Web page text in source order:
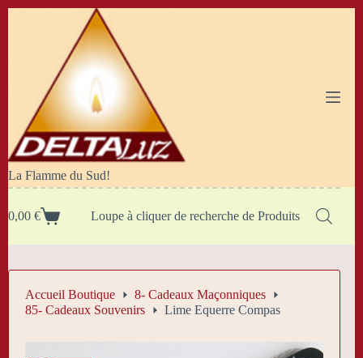
La Flamme du Sud!
Panier
0,00 € Loupe à cliquer de recherche de Produits
Accueil Boutique
8- Cadeaux Maçonniques
85- Cadeaux Souvenirs
Lime Equerre Compas